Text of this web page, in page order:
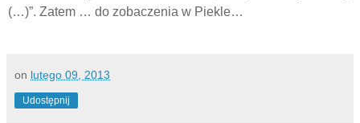
(…)”. Zatem … do zobaczenia w Piekle…
on lutego 09, 2013
Udostępnij